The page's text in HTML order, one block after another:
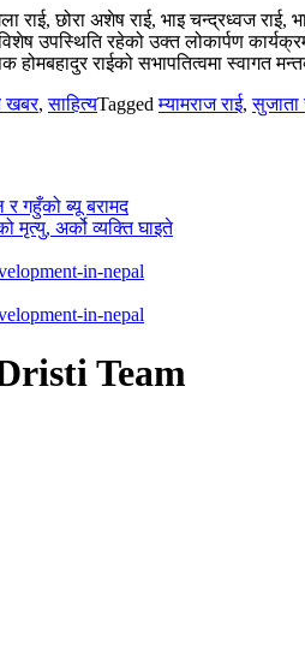
राई, छोरा अशेष राई, भाइ चन्द्रध्वज राई,
उपस्थिति रहेको उक्त लोकार्पण
होमबहादुर राईको सभापतित्वमा स्वागत
खबर,साहित्यTaggedम्यामराज राई,सुजाता
गहुँको ब्यू बरामद
मृत्यु, अर्को व्यक्ति घाइते
Team